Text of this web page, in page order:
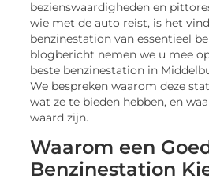
bezienswaardigheden en
wie met de auto reist, is het
benzinestation van essentieel
blogbericht nemen we u mee
beste benzinestation in
We bespreken waarom deze
wat ze te bieden hebben, en
waard zijn.
Waarom een
Benzinestation